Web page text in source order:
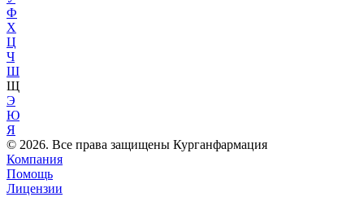
Ф
Х
Ц
Ч
Ш
Щ
Э
Ю
Я
© 2026. Все права защищены Курганфармация
Компания
Помощь
Лицензии